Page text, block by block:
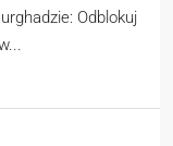
Odblokuj